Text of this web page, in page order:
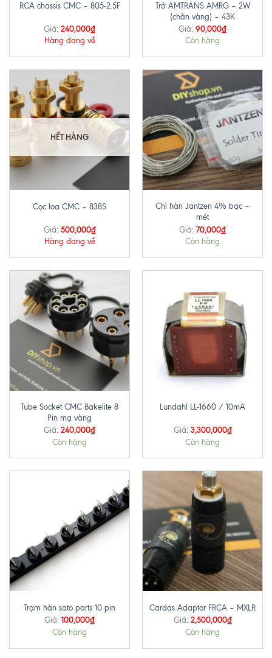
RCA chassis CMC – 805-2.5F
Giá: 240,000₫
Hàng đang về
Trở AMTRANS AMRG – 2W
(chân vàng) – 43K
Giá: 90,000₫
Còn hàng
HẾT HÀNG
Cọc loa CMC – 838S
Giá: 500,000₫
Hàng đang về
Chì hàn Jantzen 4% bạc –
mét
Giá: 70,000₫
Còn hàng
Tube Socket CMC Bakelite 8
Pin mạ vàng
Giá: 240,000₫
Còn hàng
Lundahl LL-1660 / 10mA
Giá: 3,300,000₫
Còn hàng
Trạm hàn sato parts 10 pin
Giá: 100,000₫
Còn hàng
Cardas Adaptor FRCA – MXLR
Giá: 2,500,000₫
Còn hàng